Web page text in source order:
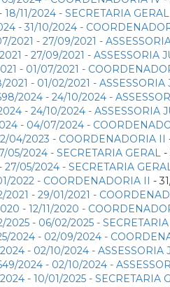
18/11/2024 - SECRETARIA GERAL
- 31/10/2024 -
2021 - 27/09/2021 -
- 27/09/2021 - ASSESSORIA
- 01/07/2021 -
2021 - 01/02/2021 - ASSESSORIA
2024 - 24/10/2024 -
- 24/10/2024 - ASSESSORIA
- 04/07/2024 -
04/2023 - COORDENADORIA II
05/2024 - SECRETARIA GERAL -
27/05/2024 - SECRETARIA
2022 - COORDENADORIA II -
2021 - 29/01/2021 -
- 12/11/2020 -
2025 - 06/02/2025 -
2024 - 02/09/2024 -
- 02/10/2024 - ASSESSORIA
2024 - 02/10/2024 -
- 10/01/2025 - SECRETARIA